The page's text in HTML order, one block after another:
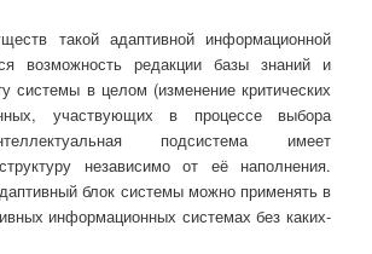
такой адаптивной информационной
возможность редакции базы знаний и
системы в целом (изменение критических
участвующих в процессе выбора
подсистема имеет
независимо от её наполнения.
блок системы можно применять в
информационных системах без каких-